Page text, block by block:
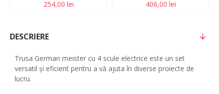
254,00 lei 406,00 lei
DESCRIERE
Trusa German meister cu 4 scule electrice este un set
versatil și eficient pentru a vă ajuta în diverse proiecte de
lucru.